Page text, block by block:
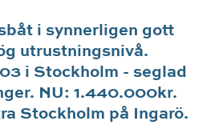
i synnerligen gott
utrustningsnivå.
i Stockholm - seglad
NU: 1.440.000kr.
Stockholm på Ingarö.